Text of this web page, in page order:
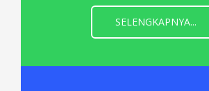
SELENGKAPNYA...